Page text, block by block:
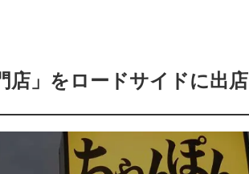
店」をロードサイドに出店